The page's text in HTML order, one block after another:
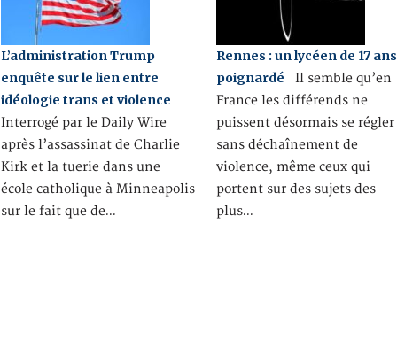
L’administration Trump
enquête sur le lien entre
idéologie trans et violence
Interrogé par le Daily Wire
après l’assassinat de Charlie
Kirk et la tuerie dans une
école catholique à Minneapolis
sur le fait que de…
Rennes : un lycéen de 17 ans
poignardé Il semble qu’en
France les différends ne
puissent désormais se régler
sans déchaînement de
violence, même ceux qui
portent sur des sujets des
plus…